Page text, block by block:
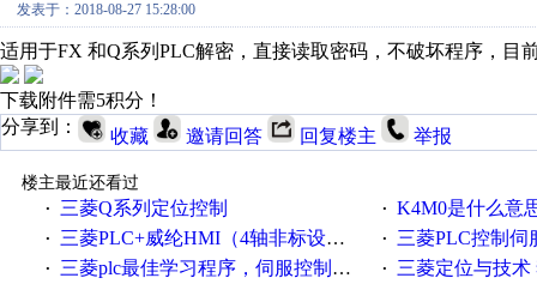
发表于：2018-08-27 15:28:00
适用于FX 和Q系列PLC解密，直接读取密码，不破坏程序，目
下载附件需5积分！
分享到：
收藏 邀请回答 回复楼主 举报
楼主最近还看过
·
三菱Q系列定位控制 · K4M0是什么意
· 三菱PLC+威纶HMI（4轴非标设备）（PLC程序、HMI画面、CAD电气原理图纸 · 三菱PLC控制伺
· 三菱plc最佳学习程序，伺服控制，各种报警，注释详细，看的懂，学得快！ · 三菱定位与技术